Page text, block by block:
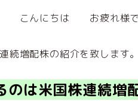
こんにちは お疲れ様
続増配株の紹介を致します
のは米国株連続増